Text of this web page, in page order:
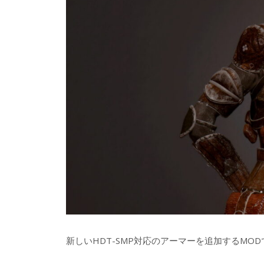
新しいHDT-SMP対応のアーマーを追加するMOD